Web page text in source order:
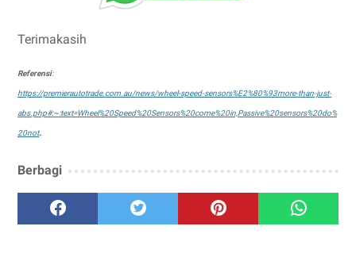
Terimakasih
Referensi:
https://premierautotrade.com.au/news/wheel-speed-sensors%E2%80%93more-than-just-
abs.php#:~:text=Wheel%20Speed%20Sensors%20come%20in,Passive%20sensors%20do%
20not.
Berbagi